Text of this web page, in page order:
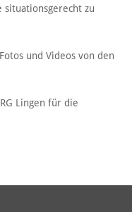
situationsgerecht zu
und Videos von den
Lingen für die